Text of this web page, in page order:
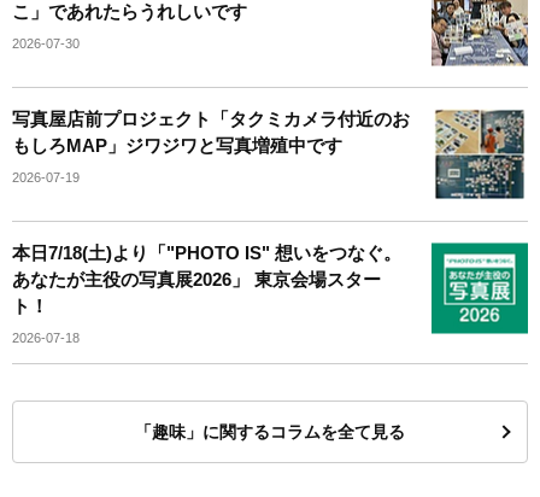
こ」であれたらうれしいです
2026-07-30
写真屋店前プロジェクト「タクミカメラ付近のお
もしろMAP」ジワジワと写真増殖中です
2026-07-19
本日7/18(土)より「"PHOTO IS" 想いをつなぐ。
あなたが主役の写真展2026」 東京会場スター
ト！
2026-07-18
「趣味」に関するコラムを全て見る